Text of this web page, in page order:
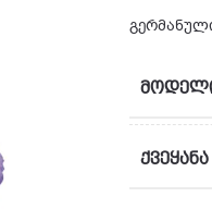
ᲥᲕᲔᲧᲐᲜᲐ